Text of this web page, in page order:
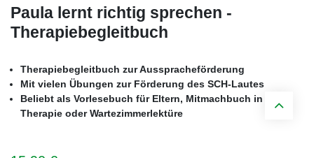
Paula lernt richtig sprechen -
Therapiebegleitbuch
Therapiebegleitbuch zur Ausspracheförderung
Mit vielen Übungen zur Förderung des SCH-Lautes
Beliebt als Vorlesebuch für Eltern, Mitmachbuch in der
Therapie oder Wartezimmerlektüre